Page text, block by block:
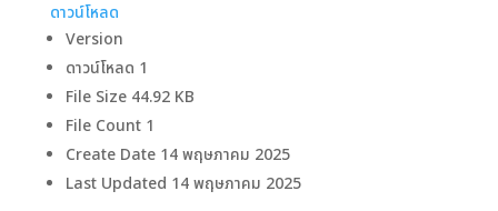
ดาวน์โหลด
Version
ดาวน์โหลด 1
File Size 44.92 KB
File Count 1
Create Date 14 พฤษภาคม 2025
Last Updated 14 พฤษภาคม 2025